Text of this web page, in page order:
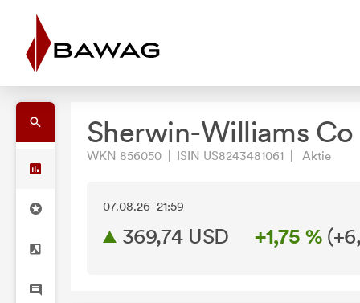
Sherwin-Williams Co
WKN 856050 | ISIN US8243481061 | Aktie
07.08.26 21:59
369,74USD +1,75 % (